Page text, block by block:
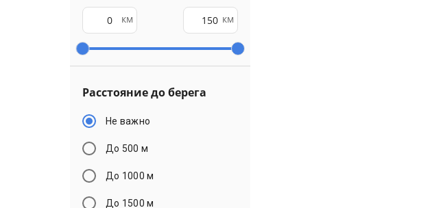
км км
Расстояние до берега
Не важно
До 500 м
До 1000 м
До 1500 м